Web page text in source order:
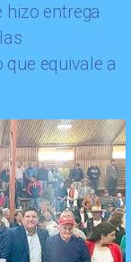
hizo entrega
que equivale a